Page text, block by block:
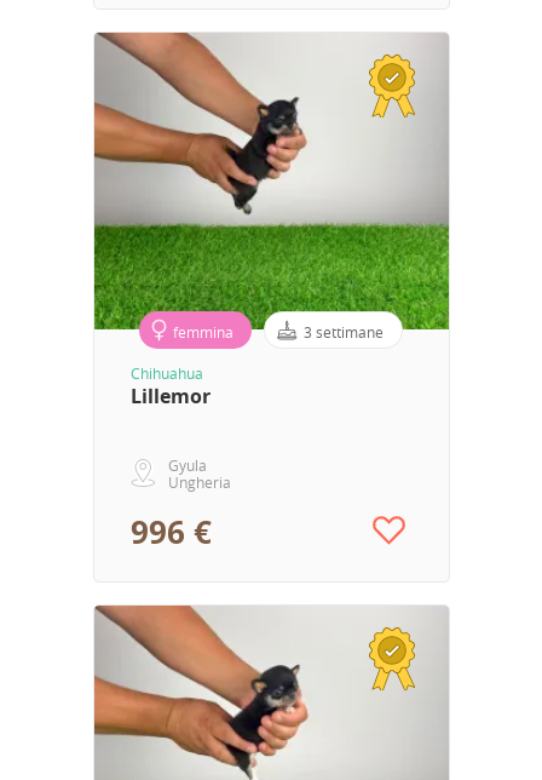
femmina 3 settimane
Chihuahua
Lillemor
Gyula
Ungheria
996 €